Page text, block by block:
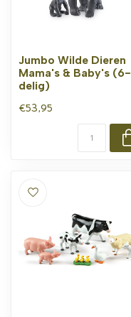
Jumbo Wilde Dieren
Mama's & Baby's (6-
delig)
€53,95